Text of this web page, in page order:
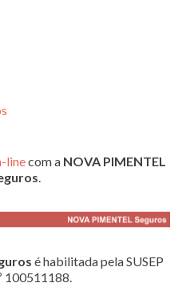
linecom a NOVA PIMENTEL
.
é habilitada pela SUSEP
100511188.